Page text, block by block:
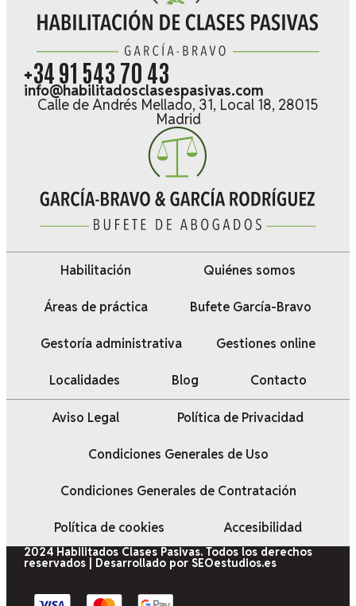
+34 91 543 70 43
info@habilitadosclasespasivas.com
Calle de Andrés Mellado, 31, Local 18, 28015
Madrid
Habilitación Quiénes somos
Áreas de práctica Bufete García-Bravo
Gestoría administrativa Gestiones online
Localidades Blog Contacto
Aviso Legal Política de Privacidad
Condiciones Generales de Uso
Condiciones Generales de Contratación
Política de cookies Accesibilidad
2024 Habilitados Clases Pasivas. Todos los derechos
reservados | Desarrollado por SEOestudios.es